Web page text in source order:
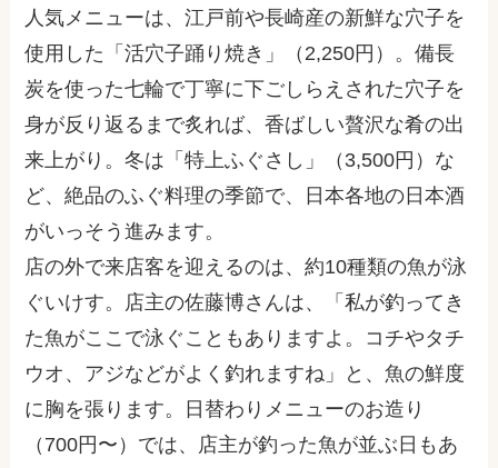
人気メニューは、江戸前や長崎産の新鮮な穴子を
使用した「活穴子踊り焼き」（2,250円）。備長
炭を使った七輪で丁寧に下ごしらえされた穴子を
身が反り返るまで炙れば、香ばしい贅沢な肴の出
来上がり。冬は「特上ふぐさし」（3,500円）な
ど、絶品のふぐ料理の季節で、日本各地の日本酒
がいっそう進みます。
店の外で来店客を迎えるのは、約10種類の魚が泳
ぐいけす。店主の佐藤博さんは、「私が釣ってき
た魚がここで泳ぐこともありますよ。コチやタチ
ウオ、アジなどがよく釣れますね」と、魚の鮮度
に胸を張ります。日替わりメニューのお造り
（700円〜）では、店主が釣った魚が並ぶ日もあ